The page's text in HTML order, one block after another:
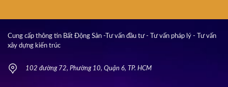
Cung cấp thông tin Bất Động Sản -Tư vấn đầu tư - Tư vấn pháp lý - Tư vấn
xây dựng kiến trúc
102 đường 72, Phường 10, Quận 6, TP. HCM